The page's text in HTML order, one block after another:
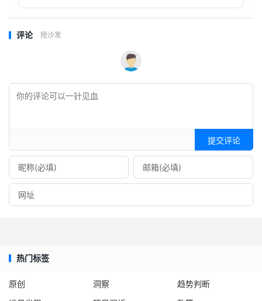
评论 抢沙发
提交评论
热门标签
原创 洞察
趋势判断